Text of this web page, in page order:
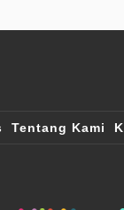
Tentang Kami